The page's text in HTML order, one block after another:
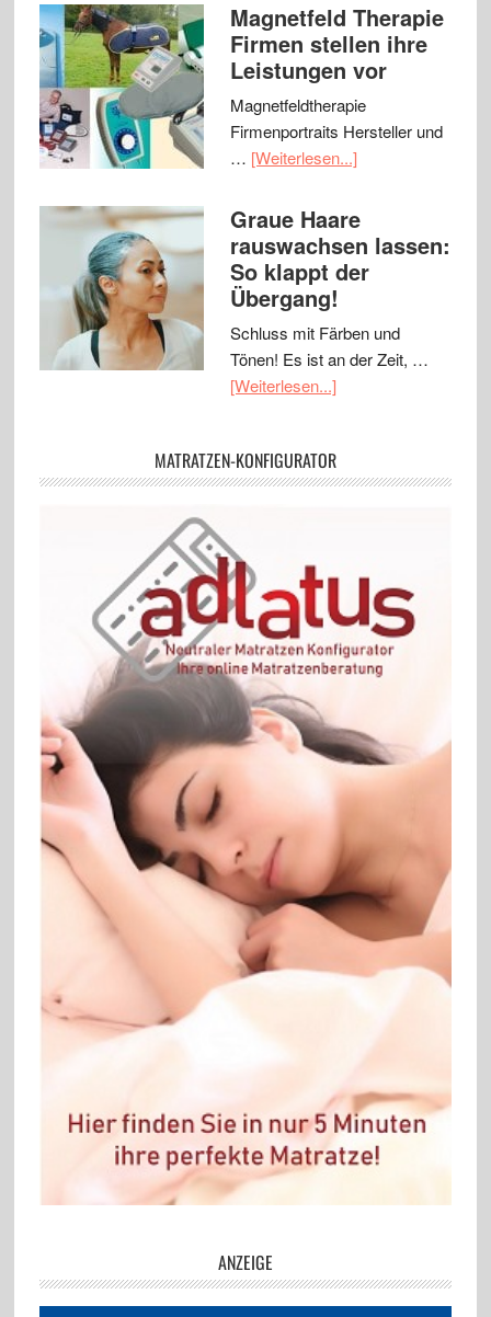
Magnetfeld Therapie
Firmen stellen ihre
Leistungen vor
Magnetfeldtherapie
Firmenportraits Hersteller und
… [Weiterlesen...]
Graue Haare
rauswachsen lassen:
So klappt der
Übergang!
Schluss mit Färben und
Tönen! Es ist an der Zeit, …
[Weiterlesen...]
MATRATZEN-KONFIGURATOR
ANZEIGE